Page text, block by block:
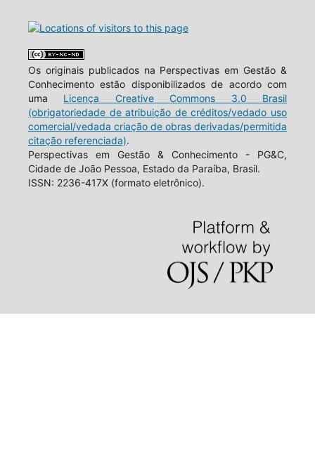
Os originais publicados na Perspectivas em Gestão &
Conhecimento estão disponibilizados de acordo com
uma Licença Creative Commons 3.0 Brasil
(obrigatoriedade de atribuição de créditos/vedado uso
comercial/vedada criação de obras derivadas/permitida
citação referenciada).
Perspectivas em Gestão & Conhecimento - PG&C,
Cidade de João Pessoa, Estado da Paraíba, Brasil.
ISSN: 2236-417X (formato eletrônico).